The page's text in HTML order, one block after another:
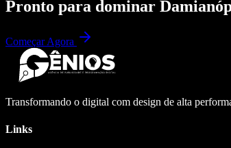
Pronto para dominar
Começar Agora
Transformando o digital com design de alta
Links